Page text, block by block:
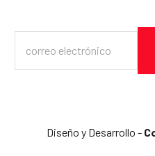
Diseño y Desarrollo -